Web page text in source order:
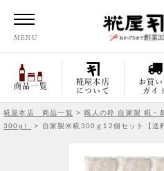
MENU
商品一覧
糀屋本店
について
お買
ガイ
糀屋本店 商品一覧 >職人の粋 自家製 糀・
300g）
> 自家製米糀300ｇ12個セット【送